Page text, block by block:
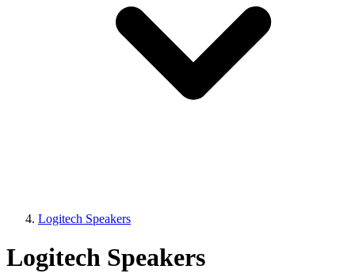
Logitech Speakers
Logitech Speakers